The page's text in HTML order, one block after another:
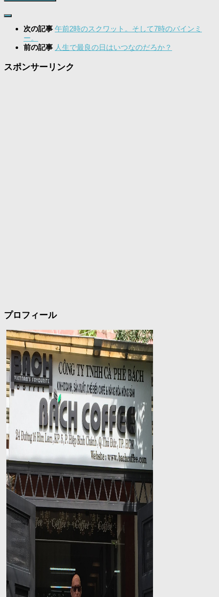
次の記事 午前2時のスクワット。そして7時のバインミ
ー。
前の記事 人生で最良の日はいつなのだろか？
スポンサーリンク
プロフィール